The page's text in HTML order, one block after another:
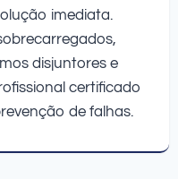
imediata.
disjuntores e
certificado
de falhas.